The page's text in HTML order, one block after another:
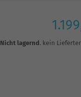
Nicht lagernd. kein